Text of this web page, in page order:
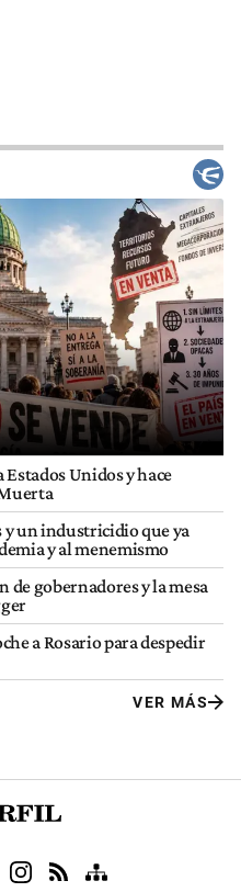
Estados Unidos y hace
y un industricidio que ya
y al menemismo
gobernadores y la mesa
a Rosario para despedir
VER MÁS